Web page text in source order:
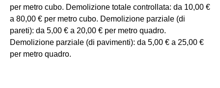
per metro cubo. Demolizione totale controllata: da 10,00 €
a 80,00 € per metro cubo. Demolizione parziale (di
pareti): da 5,00 € a 20,00 € per metro quadro.
Demolizione parziale (di pavimenti): da 5,00 € a 25,00 €
per metro quadro.